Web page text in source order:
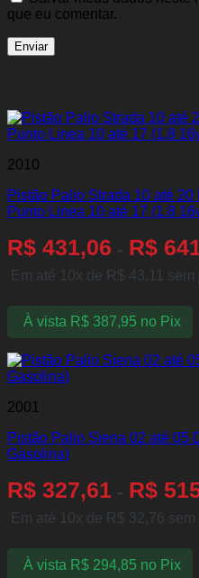
que eu comentar.
2010
Pistão Palio Strada 10 até
Punto Linea 10 até 17 (1.8
R$ 431,06 - R$
Em até 10x de R$ 43,11 sem
À vista R$387,95 no Pix
2001
Pistão Palio Siena 02 até 05
Gasolina)
R$ 327,61 - R$
Em até 10x de R$ 32,76 sem
À vista R$294,85 no Pix